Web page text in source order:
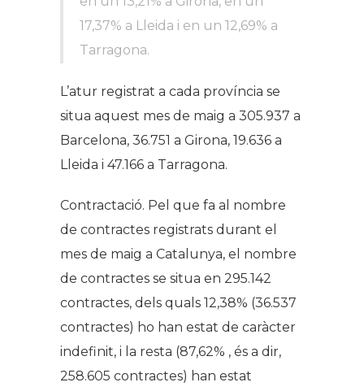
17,37% a Lleida i en un 12,69% a
Tarragona.
L’atur registrat a cada província se
situa aquest mes de maig a 305.937 a
Barcelona, ​​36.751 a Girona, 19.636 a
Lleida i 47.166 a Tarragona.
Contractació. Pel que fa al nombre
de contractes registrats durant el
mes de maig a Catalunya, el nombre
de contractes se situa en 295.142
contractes, dels quals 12,38% (36.537
contractes) ho han estat de caràcter
indefinit, i la resta (87,62% , és a dir,
258.605 contractes) han estat